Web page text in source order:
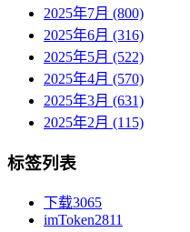
2025年7月 (800)
2025年6月 (316)
2025年5月 (522)
2025年4月 (570)
2025年3月 (631)
2025年2月 (115)
标签列表
下载3065
imToken2811